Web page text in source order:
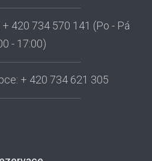
420 734 570 141 (Po - Pá
- 17:00)
+ 420 734 621 305